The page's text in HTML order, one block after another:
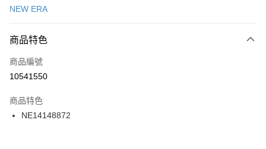
便利好安心！
３．安心：先確認商品／服務後，再付款。
【「AFTEE先享後付」結帳流程】
１．於結帳方式選擇「AFTEE先享後付」後，將跳轉至「AFTEE先享後付」
２．訂單成立數日內，您將收到繳費通知簡訊。
３．收到繳費通知簡訊後14天內，點擊此簡訊中的連結，可透過四大超商／
ATM／網路銀行／等多元方式進行付款，方視為交易完成。
運送方式
每筆NT$100，滿NT$1,500(含以上)免運費
宅配
每筆NT$100，滿NT$1,500(含以上)免運費
付款後門市自取
每筆NT$100，滿NT$1,500(含以上)免運費
NEW ERA
商品特色
商品編號
10541550
商品特色
NE14148872